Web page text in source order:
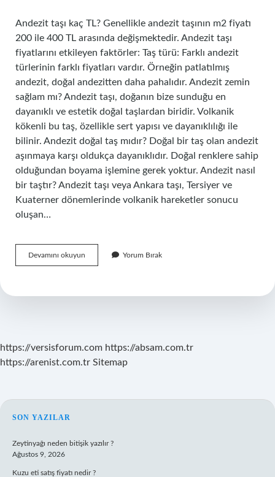
Andezit taşı kaç TL? Genellikle andezit taşının m2 fiyatı
200 ile 400 TL arasında değişmektedir. Andezit taşı
fiyatlarını etkileyen faktörler: Taş türü: Farklı andezit
türlerinin farklı fiyatları vardır. Örneğin patlatılmış
andezit, doğal andezitten daha pahalıdır. Andezit zemin
sağlam mı? Andezit taşı, doğanın bize sunduğu en
dayanıklı ve estetik doğal taşlardan biridir. Volkanik
kökenli bu taş, özellikle sert yapısı ve dayanıklılığı ile
bilinir. Andezit doğal taş mıdır? Doğal bir taş olan andezit
aşınmaya karşı oldukça dayanıklıdır. Doğal renklere sahip
olduğundan boyama işlemine gerek yoktur. Andezit nasıl
bir taştır? Andezit taşı veya Ankara taşı, Tersiyer ve
Kuaterner dönemlerinde volkanik hareketler sonucu
oluşan…
Devamını okuyun
Degerli
Yorum Bırak
https://versisforum.com https://absam.com.tr
https://arenist.com.tr Sitemap
SIDEBAR
SON YAZILAR
Zeytinyağı neden bitişik yazılır ?
Ağustos 9, 2026
Kuzu eti satış fiyatı nedir ?